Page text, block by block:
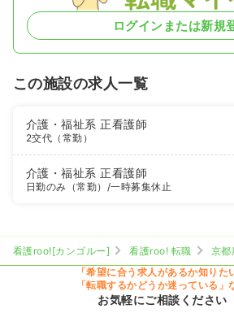
ログインまたは新規
この施設の求人一覧
介護・福祉系正看護師
2交代（常勤）
介護・福祉系正看護師
日勤のみ（常勤） /一時募集休止
看護roo![カンゴルー] 看護roo! 転職 京都
「希望に合う求人があるか知りた
「転職するかどうか迷っている」
お気軽にご相談ください